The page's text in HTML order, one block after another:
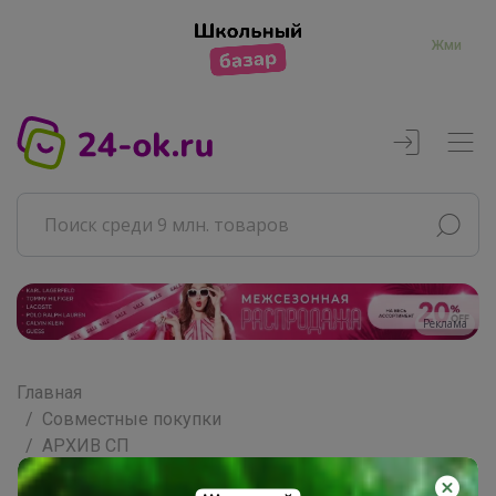
Жми
Реклама
Главная
Совместные покупки
АРХИВ СП
ВЗРОСЛЫЕ СП